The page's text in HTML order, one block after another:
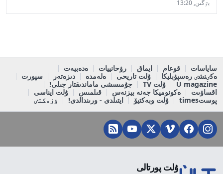
بٷگىن, 13:20
ساياسات قوعام ايماق رۋحانييات
ەدەبيەت
ەكٸنشٸ رەسپۋبليكا
ۇلت تاريحى ەلەمدە دىزەتەر
سپورت
U magazine
ۇلت TV
جۇمىسشى ماماندىقتار جىلى!
اقساۋىت
ەكونوميكا جەنە بيزنەس قىلمىس
ۇلت ايناسى
پوستtimes
ۇلت وبەكتيۆ ايتىلدى - ورىندالدى! ٶزەكتٸ
ۇلت پورتالى